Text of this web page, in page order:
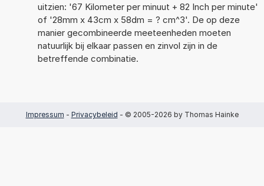
uitzien: '67 Kilometer per minuut + 82 Inch per minute'
of '28mm x 43cm x 58dm = ? cm^3'. De op deze
manier gecombineerde meeteenheden moeten
natuurlijk bij elkaar passen en zinvol zijn in de
betreffende combinatie.
Impressum - Privacybeleid - © 2005-2026 by Thomas Hainke